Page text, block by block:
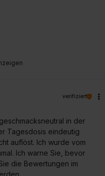
verifiziert
in der
Tagesdosis eindeutig
auflöst. Ich wurde vom
Ich warne Sie, bevor
die Bewertungen im